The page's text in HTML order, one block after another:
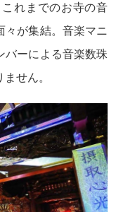
これまでのお寺の音
々が集結。音楽マニ
バーによる音楽数珠
せん。